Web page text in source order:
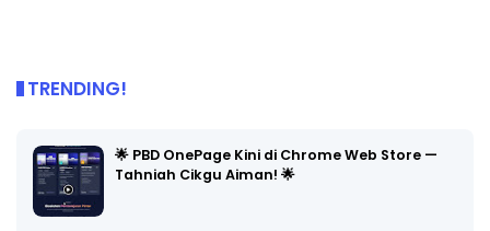
TRENDING!
🌟 PBD OnePage Kini di Chrome Web Store —
Tahniah Cikgu Aiman! 🌟